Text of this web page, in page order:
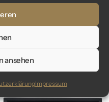
ansehen
Impressum